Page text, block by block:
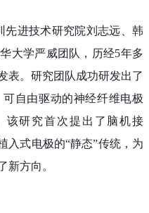
先进技术研究院刘志远、韩
大学严威团队，历经5年多
表。研究团队成功研发出了
自由驱动的神经纤维电极
该研究首次提出了脑机接
入式电极的“静态”传统，为
新方向。